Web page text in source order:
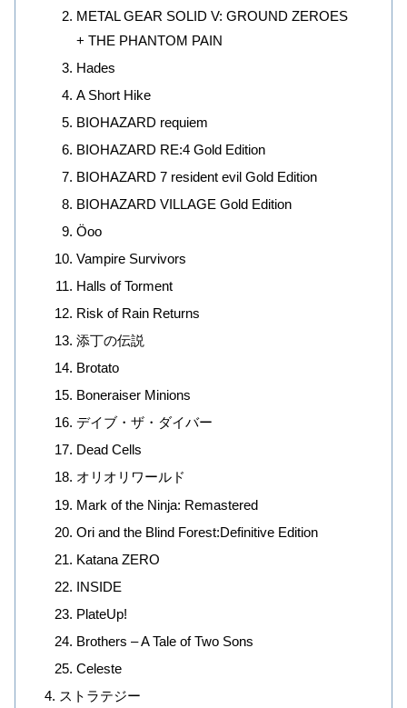
METAL GEAR SOLID V: GROUND ZEROES
+ THE PHANTOM PAIN
Hades
A Short Hike
BIOHAZARD requiem
BIOHAZARD RE:4 Gold Edition
BIOHAZARD 7 resident evil Gold Edition
BIOHAZARD VILLAGE Gold Edition
Öoo
Vampire Survivors
Halls of Torment
Risk of Rain Returns
添丁の伝説
Brotato
Boneraiser Minions
デイブ・ザ・ダイバー
Dead Cells
オリオリワールド
Mark of the Ninja: Remastered
Ori and the Blind Forest:Definitive Edition
Katana ZERO
INSIDE
PlateUp!
Brothers – A Tale of Two Sons
Celeste
ストラテジー